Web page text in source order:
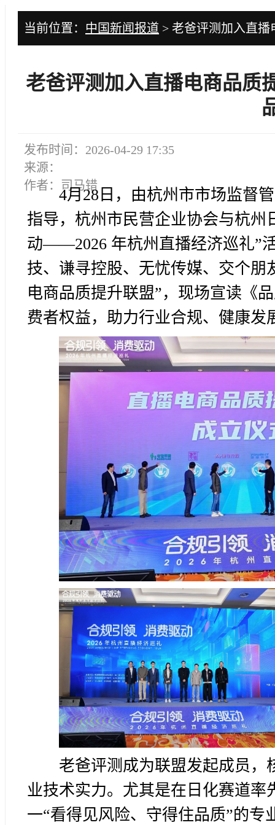
当前位置： 中国新闻报道 > 老爸评测加入直
老爸评测加入直播电商品质
发布时间：2026-04-29 17:35
来源：
作者：司马错
4月28日，由杭州市市场监督
指导，杭州市民营企业协会与杭州
动——2026 年杭州直播经济巡礼”
技、谦寻控股、无忧传媒、交个朋
电商品质提升联盟”，现场宣读《
费者权益，助力行业合规、健康发
老爸评测成为联盟发起成员，
业技术实力。尤其是在日化赛道
一“看得见风险、守得住品质”的